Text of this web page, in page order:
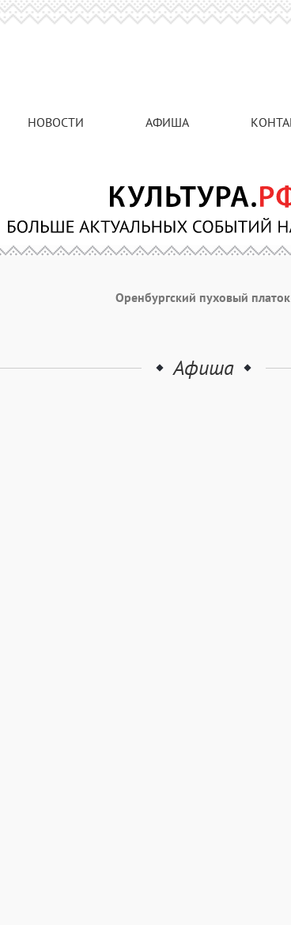
НОВОСТИ АФИША
Оренбургский пуховый
Афиша